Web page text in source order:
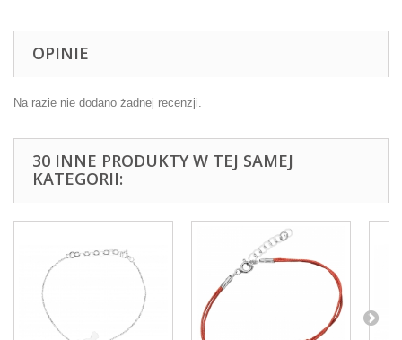
OPINIE
Na razie nie dodano żadnej recenzji.
30 INNE PRODUKTY W TEJ SAMEJ
KATEGORII: